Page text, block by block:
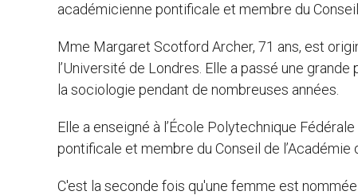
académicienne pontificale et membre du
Mme Margaret Scotford Archer, 71 ans, est
l’Université de Londres. Elle a passé une
la sociologie pendant de nombreuses années.
Elle a enseigné à l’École Polytechnique
pontificale et membre du Conseil de
C'est la seconde fois qu'une femme est